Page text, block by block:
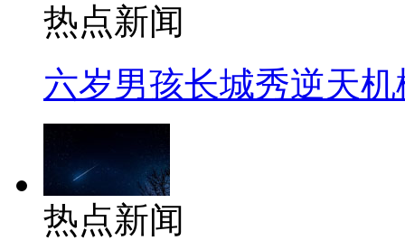
热点新闻
六岁男孩长城秀逆天机
热点新闻